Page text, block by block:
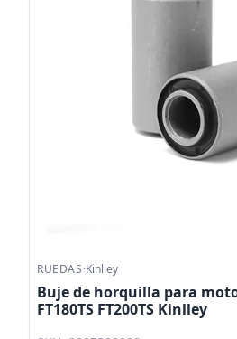
RUEDAS·Kinlley
Buje de horquilla para
FT180TS FT200TS Kinlley